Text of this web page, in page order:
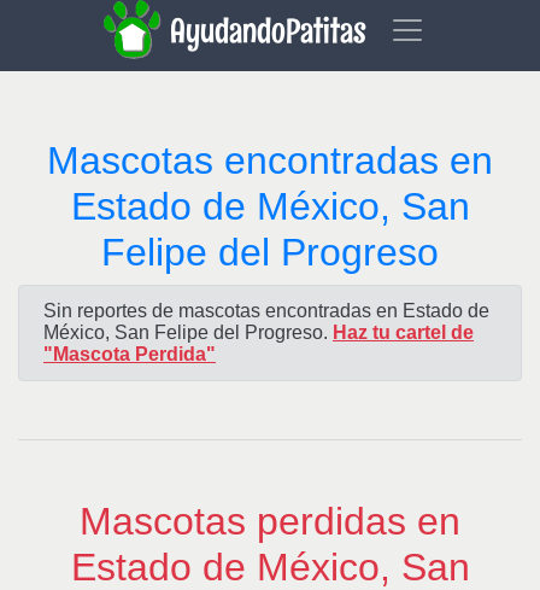
AyudandoPatitas
Mascotas encontradas en
Estado de México, San
Felipe del Progreso
Sin reportes de mascotas encontradas en Estado de
México, San Felipe del Progreso. Haz tu cartel de
"Mascota Perdida"
Mascotas perdidas en
Estado de México, San